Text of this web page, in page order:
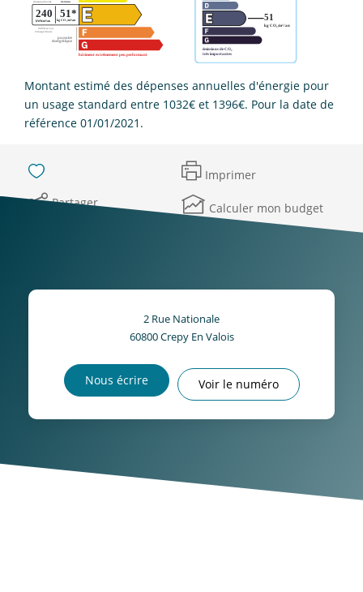
Montant estimé des dépenses annuelles d'énergie pour
un usage standard entre 1032€ et 1396€. Pour la date de
référence 01/01/2021.
Imprimer
Partager
Calculer mon budget
2 Rue Nationale
60800Crepy En Valois
Nous écrire Voir le numéro